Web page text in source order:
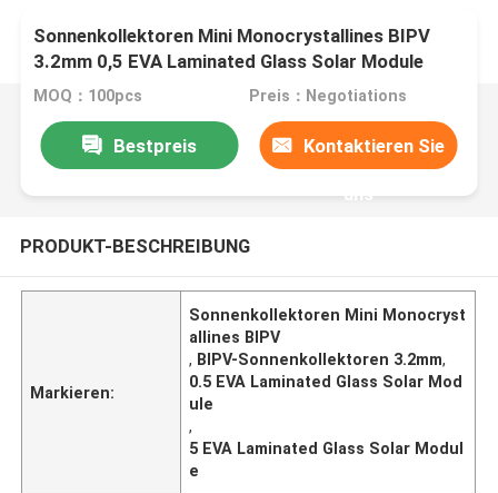
Sonnenkollektoren Mini Monocrystallines BIPV
3.2mm 0,5 EVA Laminated Glass Solar Module
MOQ：100pcs Preis：Negotiations
Bestpreis Kontaktieren Sie
uns
PRODUKT-BESCHREIBUNG
Markieren:
Sonnenkollektoren Mini Monocryst
allines BIPV
, BIPV-Sonnenkollektoren 3.2mm,
0.5 EVA Laminated Glass Solar Mod
ule
,
5 EVA Laminated Glass Solar Modul
e